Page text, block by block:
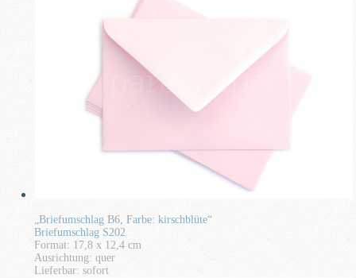
„Briefumschlag B6, Farbe: kirschblüte“
Briefumschlag S202
Format: 17,8 x 12,4 cm
Ausrichtung: quer
Lieferbar: sofort